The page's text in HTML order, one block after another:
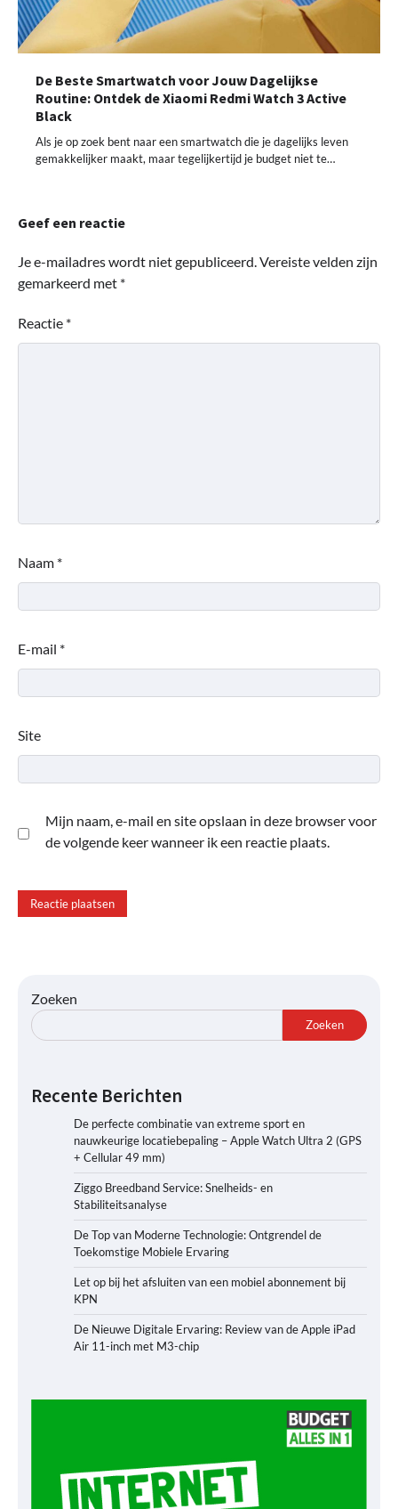
De Beste Smartwatch voor Jouw Dagelijkse
Routine: Ontdek de Xiaomi Redmi Watch 3 Active
Black
Als je op zoek bent naar een smartwatch die je dagelijks leven
gemakkelijker maakt, maar tegelijkertijd je budget niet te…
Geef een reactie
Je e-mailadres wordt niet gepubliceerd.Vereiste velden zijn
gemarkeerd met *
Reactie *
Naam *
E-mail *
Site
Mijn naam, e-mail en site opslaan in deze browser voor
de volgende keer wanneer ik een reactie plaats.
Zoeken
Zoeken
Recente Berichten
De perfecte combinatie van extreme sport en
nauwkeurige locatiebepaling – Apple Watch Ultra 2 (GPS
+ Cellular 49 mm)
Ziggo Breedband Service: Snelheids- en
Stabiliteitsanalyse
De Top van Moderne Technologie: Ontgrendel de
Toekomstige Mobiele Ervaring
Let op bij het afsluiten van een mobiel abonnement bij
KPN
De Nieuwe Digitale Ervaring: Review van de Apple iPad
Air 11-inch met M3-chip